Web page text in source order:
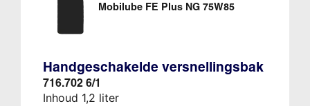
Mobilube FE Plus NG 75W85
Handgeschakelde versnellingsbak
716.702 6/1
Inhoud 1,2 liter